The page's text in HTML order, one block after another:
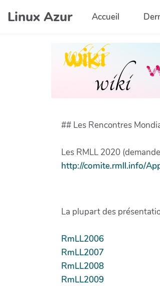
Aller au contenu principal
Linux Azur Accueil
## Les Rencontres
Les RMLL 2020
http://comite.rmll.info/
La plupart des
RmLL2006
RmLL2007
RmLL2008
RmLL2009